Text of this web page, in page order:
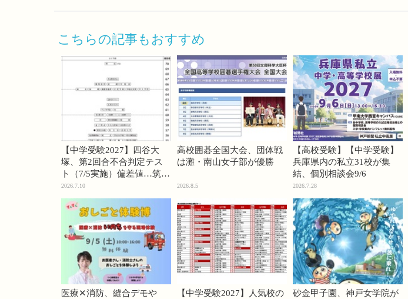
こちらの記事もおすすめ
【中学受験2027】四谷大
塚、第2回合不合判定テス
ト（7/5実施）偏差値…筑駒
74・桜蔭70＜PR＞
2026.7.10
高校囲碁全国大会、団体戦
は灘・南山女子部が優勝
2026.8.5
【高校受験】【中学受験】
兵庫県内の私立31校が集
結、個別相談会9/6
2026.7.28
医療✕消防、縫合デモや
【中学受験2027】人気校の
砂金甲子園、神戸女学院が